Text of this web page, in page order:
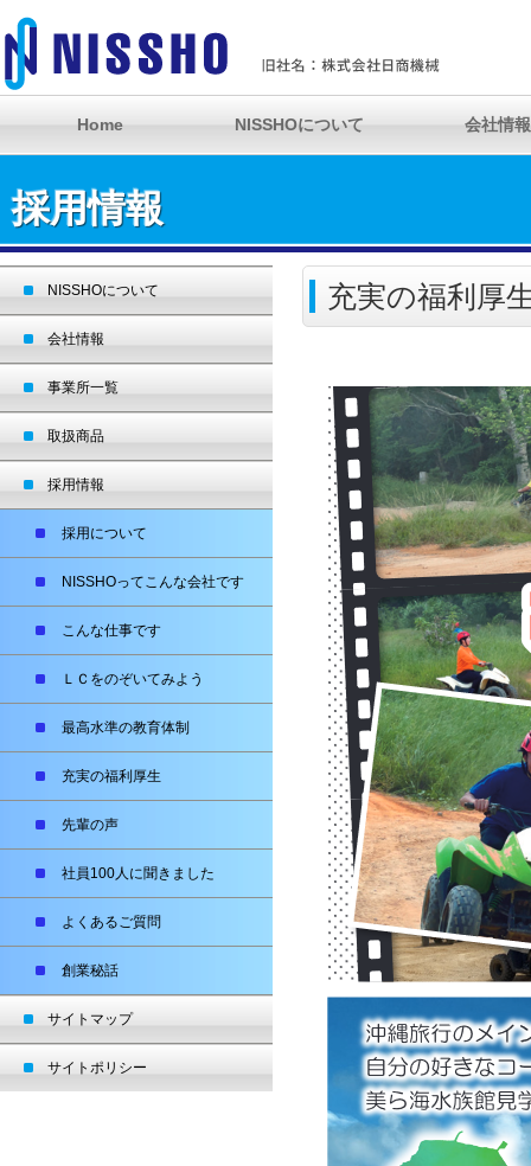
Home NISSHOについて 会社情報
採用情報
NISSHOについて
会社情報
事業所一覧
取扱商品
採用情報
採用について
NISSHOってこんな会社です
こんな仕事です
ＬＣをのぞいてみよう
最高水準の教育体制
充実の福利厚生
先輩の声
社員100人に聞きました
よくあるご質問
創業秘話
サイトマップ
サイトポリシー
充実の福利厚